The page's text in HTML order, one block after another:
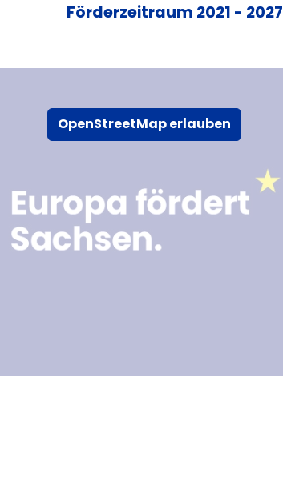
Förderzeitraum 2021 - 2027
OpenStreetMap erlauben